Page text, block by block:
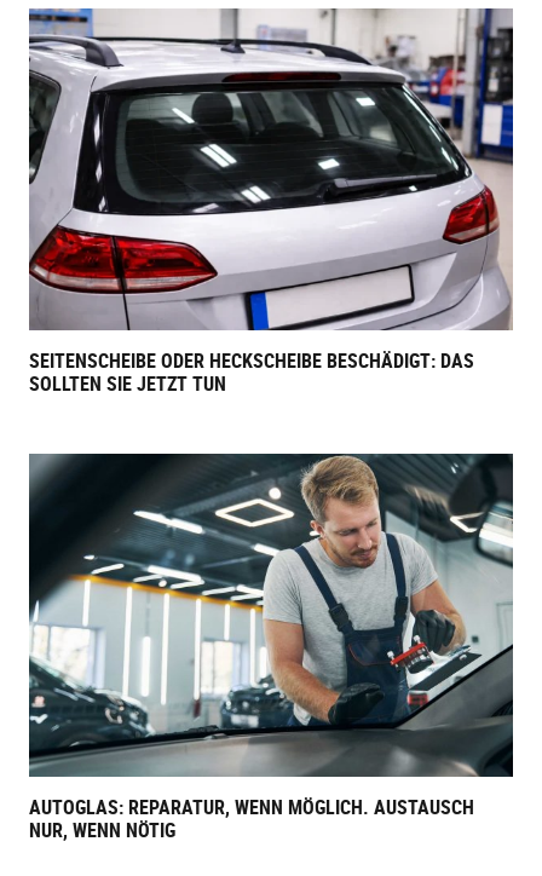
SEITENSCHEIBE ODER HECKSCHEIBE BESCHÄDIGT: DAS
SOLLTEN SIE JETZT TUN
AUTOGLAS: REPARATUR, WENN MÖGLICH. AUSTAUSCH
NUR, WENN NÖTIG